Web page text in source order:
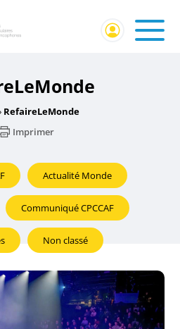
RefaireLeMonde
Imprimer
Actualité Monde
Communiqué CPCCAF
Non classé